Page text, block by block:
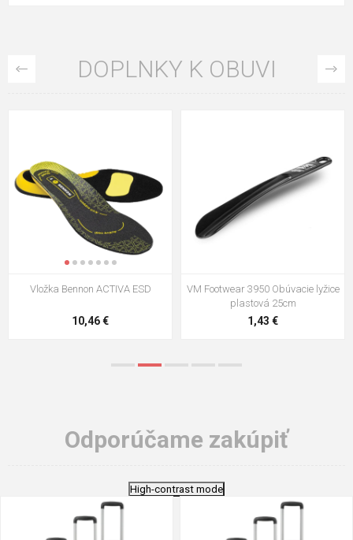
DOPLNKY K OBUVI
Vložka Bennon ACTIVA ESD
10,46 €
VM Footwear 3950 Obúvacie lyžice
plastová 25cm
1,43 €
Odporúčame zakúpiť
High-contrast mode